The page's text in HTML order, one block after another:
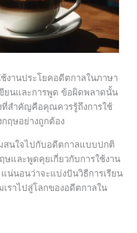
งานประโยคอดีตกาลในภาษา
ยนและการพูด ข้อผิดพลาดนั้น
ที่สำคัญคือคุณควรรู้ถึงการใช้
ฤษอย่างถูกต้อง
สนใจไปกับอดีตกาลแบบปกติ
ฤษและพูดคุยเกี่ยวกับการใช้งาน
น่นอนว่าจะแบ่งปันวิธีการเรียน
ราไปสู่โลกของอดีตกาลใน